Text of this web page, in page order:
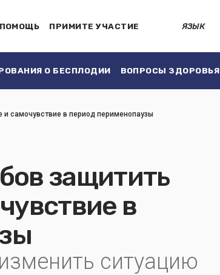
ПРИМИТЕ УЧАСТИЕ ЯЗЫК
О БЕСПЛОДИИ ВОПРОСЫ ЗДОРОВЬЯ
и самочувствие в период перименопаузы
защитить
в
ситуацию